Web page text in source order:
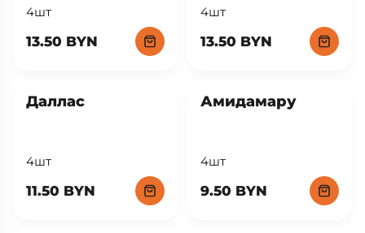
4шт
13.50 BYN
4шт
13.50 BYN
Даллас
4шт
11.50 BYN
Амидамару
4шт
9.50 BYN